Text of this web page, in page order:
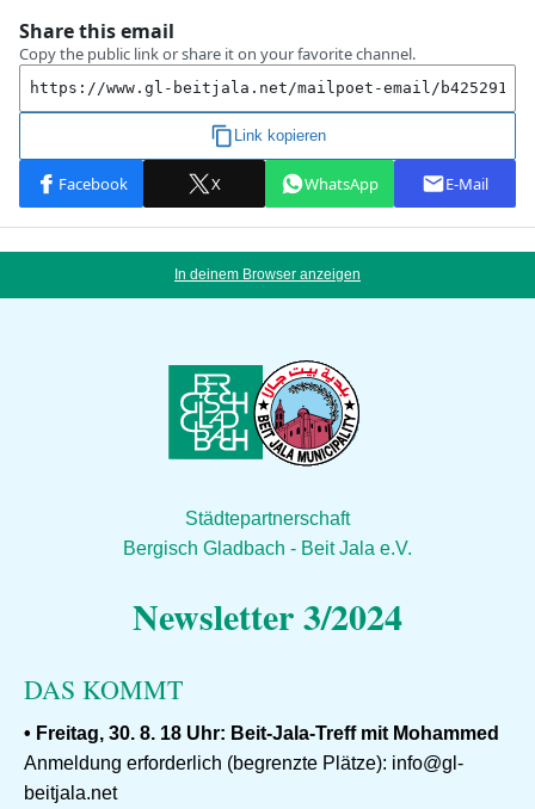
In deinem Browser anzeigen
Städtepartnerschaft
Bergisch Gladbach - Beit Jala e.V.
Newsletter 3/2024
DAS KOMMT
• Freitag, 30. 8. 18 Uhr: Beit-Jala-Treff mit Mohammed
Anmeldung erforderlich (begrenzte Plätze): info@gl-
beitjala.net